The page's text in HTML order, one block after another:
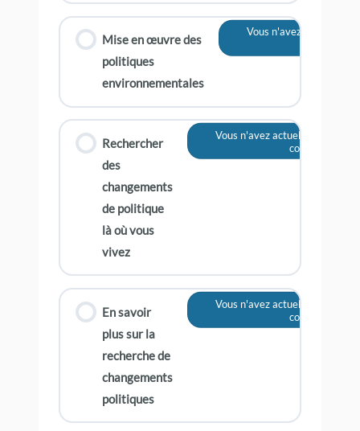
Mise en œuvre des
politiques
environnementales
Vous n'avez
Rechercher
des
changements
de politique
là où vous
vivez
Vous n'avez actuellement pas
contenu
En savoir
plus sur la
recherche de
changements
politiques
Vous n'avez actuellement pas
contenu